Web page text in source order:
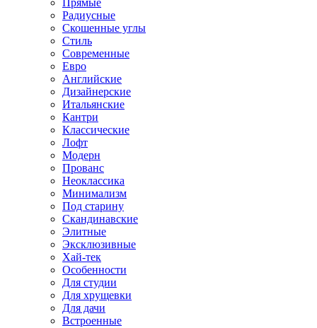
Прямые
Радиусные
Скошенные углы
Стиль
Современные
Евро
Английские
Дизайнерские
Итальянские
Кантри
Классические
Лофт
Модерн
Прованс
Неоклассика
Минимализм
Под старину
Скандинавские
Элитные
Эксклюзивные
Хай-тек
Особенности
Для студии
Для хрущевки
Для дачи
Встроенные